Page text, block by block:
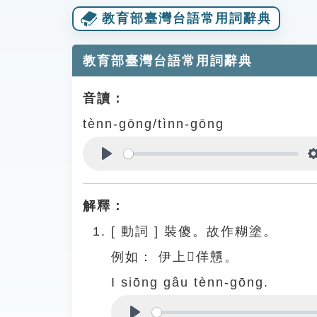
教育部臺灣台語常用詞辭典
教育部臺灣台語常用詞辭典
音讀：
tènn-gōng/tìnn-gōng
解釋：
[ 動詞 ] 裝傻。故作糊塗。
例如：
伊上𠢕佯戇。
I siōng gâu tènn-gōng.